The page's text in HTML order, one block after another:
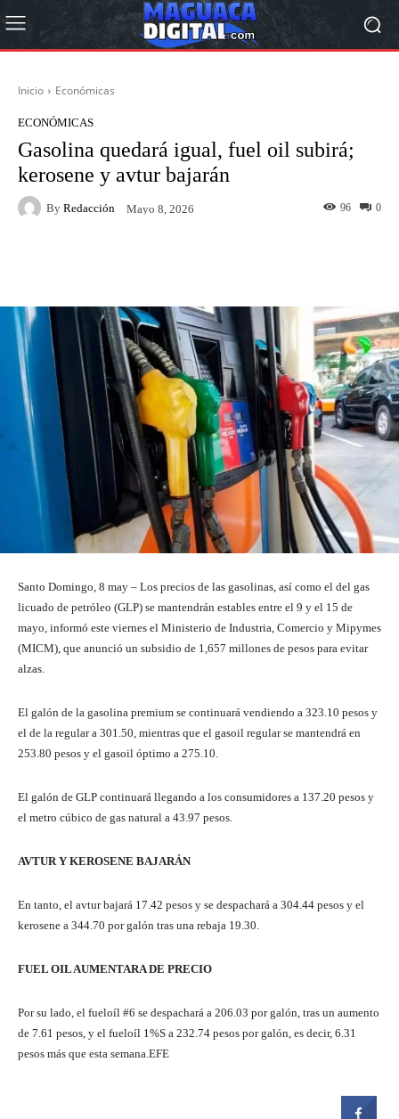
Inicio Económicas
ECONÓMICAS
Gasolina quedará igual, fuel oil subirá;
kerosene y avtur bajarán
By Redacción Mayo 8, 2026 0
96
Santo Domingo, 8 may – Los precios de las gasolinas, así como el del gas
licuado de petróleo (GLP) se mantendrán estables entre el 9 y el 15 de
mayo, informó este viernes el Ministerio de Industria, Comercio y Mipymes
(MICM), que anunció un subsidio de 1,657 millones de pesos para evitar
alzas.
El galón de la gasolina premium se continuará vendiendo a 323.10 pesos y
el de la regular a 301.50, mientras que el gasoil regular se mantendrá en
253.80 pesos y el gasoil óptimo a 275.10.
El galón de GLP continuará llegando a los consumidores a 137.20 pesos y
el metro cúbico de gas natural a 43.97 pesos.
AVTUR Y KEROSENE BAJARÁN
En tanto, el avtur bajará 17.42 pesos y se despachará a 304.44 pesos y el
kerosene a 344.70 por galón tras una rebaja 19.30.
FUEL OIL AUMENTARA DE PRECIO
Por su lado, el fueloíl #6 se despachará a 206.03 por galón, tras un aumento
de 7.61 pesos, y el fueloíl 1%S a 232.74 pesos por galón, es decir, 6.31
pesos más que esta semana.EFE